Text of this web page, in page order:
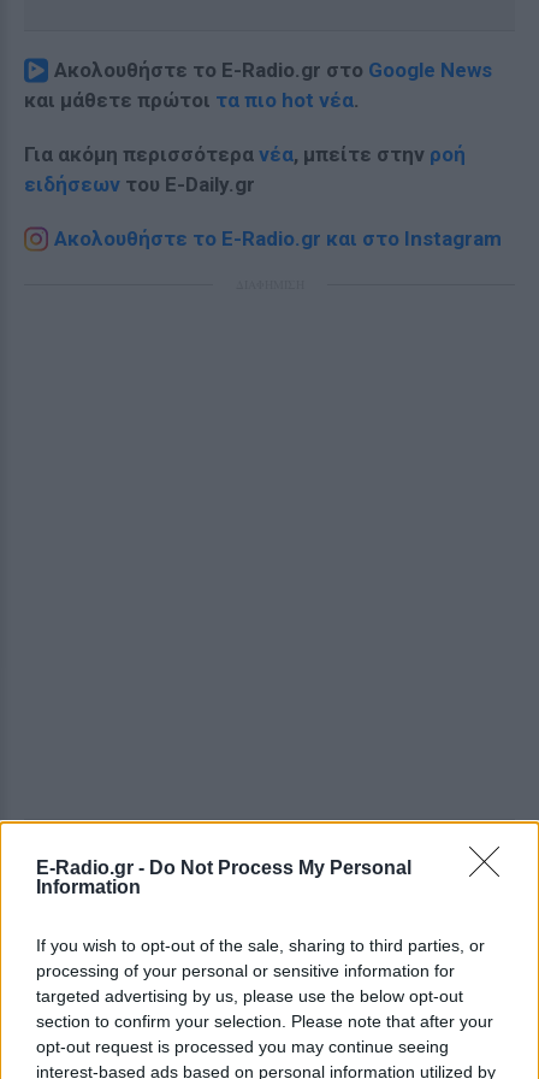
E-Radio.gr - Do Not Process My Personal
Information
If you wish to opt-out of the sale, sharing to third parties, or
processing of your personal or sensitive information for
targeted advertising by us, please use the below opt-out
section to confirm your selection. Please note that after your
opt-out request is processed you may continue seeing
interest-based ads based on personal information utilized by
Ακολουθήστε το E-Radio.gr στο Google News
και μάθετε πρώτοι τα πιο hot νέα.
Για ακόμη περισσότερα νέα, μπείτε στην ροή
ειδήσεων του E-Daily.gr
Ακολουθήστε το E-Radio.gr και στο Instagram
ΔΕΙΤΕ ΕΠΙΣΗΣ
ΣΤΗΝ ΙΔΙΑ ΚΑΤΗΓΟΡΙΑ
Στον εισαγγελέα σήμερα η
46χρονη για την επίθεση στη
Marfin ‑ η νύχτα της στα
κρατητήρια της ΓΑΔΑ